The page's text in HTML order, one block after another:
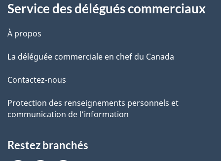
Service des délégués commerciaux
À propos
La déléguée commerciale en chef du Canada
Contactez-nous
Protection des renseignements personnels et
communication de l’information
Restez branchés